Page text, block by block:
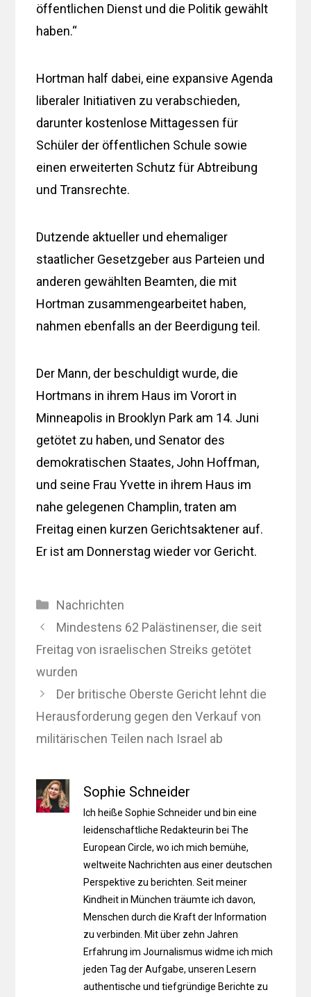
öffentlichen Dienst und die Politik gewählt
haben.“
Hortman half dabei, eine expansive Agenda
liberaler Initiativen zu verabschieden,
darunter kostenlose Mittagessen für
Schüler der öffentlichen Schule sowie
einen erweiterten Schutz für Abtreibung
und Transrechte.
Dutzende aktueller und ehemaliger
staatlicher Gesetzgeber aus Parteien und
anderen gewählten Beamten, die mit
Hortman zusammengearbeitet haben,
nahmen ebenfalls an der Beerdigung teil.
Der Mann, der beschuldigt wurde, die
Hortmans in ihrem Haus im Vorort in
Minneapolis in Brooklyn Park am 14. Juni
getötet zu haben, und Senator des
demokratischen Staates, John Hoffman,
und seine Frau Yvette in ihrem Haus im
nahe gelegenen Champlin, traten am
Freitag einen kurzen Gerichtsaktener auf.
Er ist am Donnerstag wieder vor Gericht.
Kategorien
Nachrichten
Mindestens 62 Palästinenser, die seit
Freitag von israelischen Streiks getötet
wurden
Der britische Oberste Gericht lehnt die
Herausforderung gegen den Verkauf von
militärischen Teilen nach Israel ab
Sophie Schneider
Ich heiße Sophie Schneider und bin eine
leidenschaftliche Redakteurin bei The
European Circle, wo ich mich bemühe,
weltweite Nachrichten aus einer deutschen
Perspektive zu berichten. Seit meiner
Kindheit in München träumte ich davon,
Menschen durch die Kraft der Information
zu verbinden. Mit über zehn Jahren
Erfahrung im Journalismus widme ich mich
jeden Tag der Aufgabe, unseren Lesern
authentische und tiefgründige Berichte zu